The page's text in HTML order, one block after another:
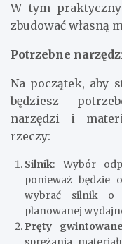
W tym
zbudować własną
Potrzebne
Na początek, aby
będziesz
narzędzi i
rzeczy:
Silnik: Wybór
ponieważ będzie
wybrać silnik o
planowanej
Pręty gwintowane